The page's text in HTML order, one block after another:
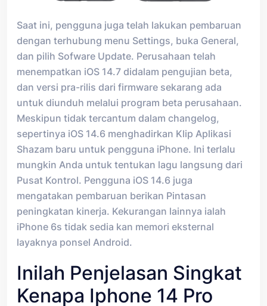
Saat ini, pengguna juga telah lakukan pembaruan
dengan terhubung menu Settings, buka General,
dan pilih Sofware Update. Perusahaan telah
menempatkan iOS 14.7 didalam pengujian beta,
dan versi pra-rilis dari firmware sekarang ada
untuk diunduh melalui program beta perusahaan.
Meskipun tidak tercantum dalam changelog,
sepertinya iOS 14.6 menghadirkan Klip Aplikasi
Shazam baru untuk pengguna iPhone. Ini terlalu
mungkin Anda untuk tentukan lagu langsung dari
Pusat Kontrol. Pengguna iOS 14.6 juga
mengatakan pembaruan berikan Pintasan
peningkatan kinerja. Kekurangan lainnya ialah
iPhone 6s tidak sedia kan memori eksternal
layaknya ponsel Android.
Inilah Penjelasan Singkat
Kenapa Iphone 14 Pro